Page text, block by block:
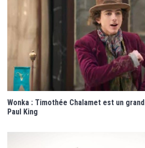
Wonka : Timothée Chalamet est un
Paul King